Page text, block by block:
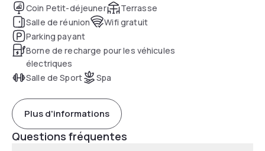
Coin Petit-déjeuner
Terrasse
Salle de réunion
Wifi gratuit
Parking payant
Borne de recharge pour les véhicules
électriques
Salle de Sport
Spa
Plus d'informations
Questions fréquentes